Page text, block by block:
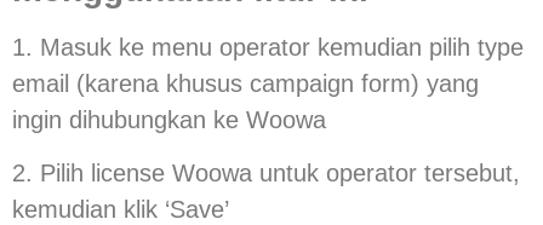
1. Masuk ke menu operator kemudian pilih type
email (karena khusus campaign form) yang
ingin dihubungkan ke Woowa
2. Pilih license Woowa untuk operator tersebut,
kemudian klik ‘Save’